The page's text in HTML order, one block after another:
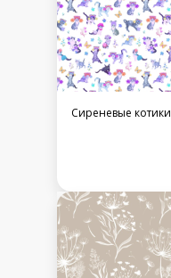
Сиреневые котики